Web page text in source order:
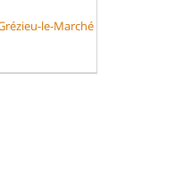
le-Marché